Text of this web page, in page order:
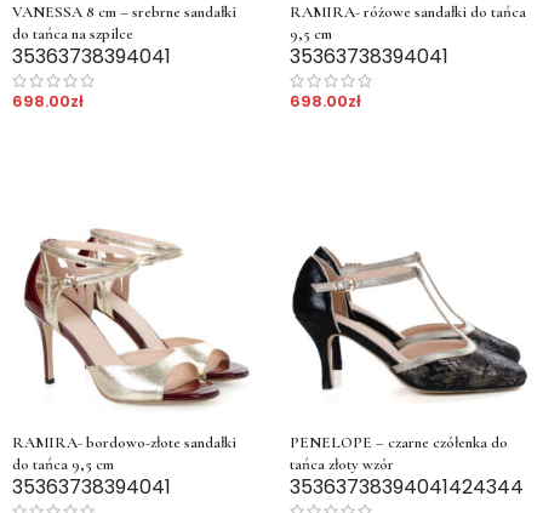
VANESSA 8 cm – srebrne sandałki
do tańca na szpilce
35363738394041
698.00zł
RAMIRA- różowe sandałki do tańca
9,5 cm
35363738394041
698.00zł
RAMIRA- bordowo-złote sandałki
do tańca 9,5 cm
35363738394041
PENELOPE – czarne czółenka do
tańca złoty wzór
35363738394041424344